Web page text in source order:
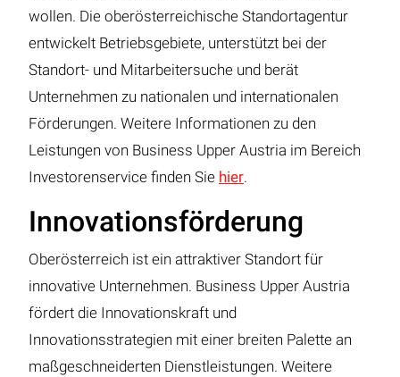
wollen. Die oberösterreichische Standortagentur
entwickelt Betriebsgebiete, unterstützt bei der
Standort- und Mitarbeitersuche und berät
Unternehmen zu nationalen und internationalen
Förderungen. Weitere Informationen zu den
Leistungen von Business Upper Austria im Bereich
Investorenservice finden Sie hier.
Innovationsförderung
Oberösterreich ist ein attraktiver Standort für
innovative Unternehmen. Business Upper Austria
fördert die Innovationskraft und
Innovationsstrategien mit einer breiten Palette an
maßgeschneiderten Dienstleistungen. Weitere